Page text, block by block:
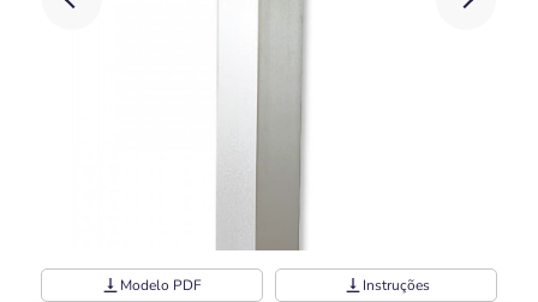
vertical_align_bottom Modelo PDF vertical_align_bottom Instruções